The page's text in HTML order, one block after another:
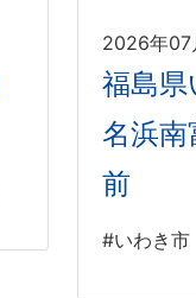
2026年07
福島
名浜南
前
#いわき市